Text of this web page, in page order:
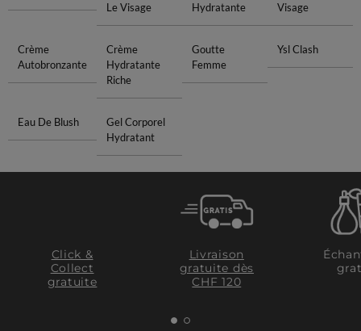
Le Visage
Hydratante
Visage
Crème
Autobronzante
Crème
Hydratante
Riche
Goutte
Femme
Ysl Clash
Eau De Blush
Gel Corporel
Hydratant
Click &
Collect
gratuite
Livraison
gratuite dès
CHF 120